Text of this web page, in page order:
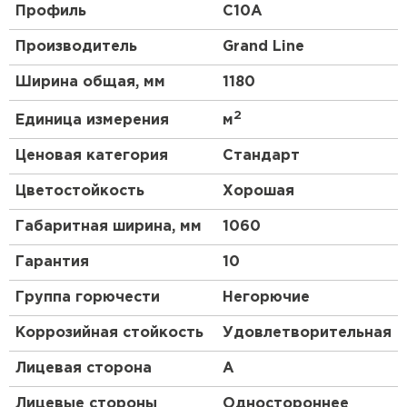
не менее 0,7 мм.
Структура. Профнастил – композитный
(многослойный) материал. У разных марок
число слоев меняется от 3 до 10; толщина
Профиль C10A
Производитель Grand Line
Ширина общая, мм 1180
Единица измерения м2
Ценовая категория Стандарт
Цветостойкость Хорошая
Габаритная ширина, мм 1060
Гарантия 10
Группа горючести Негорючие
Коррозийная стойкость Удовлетворительная
Лицевая сторона A
Лицевые стороны Одностороннее